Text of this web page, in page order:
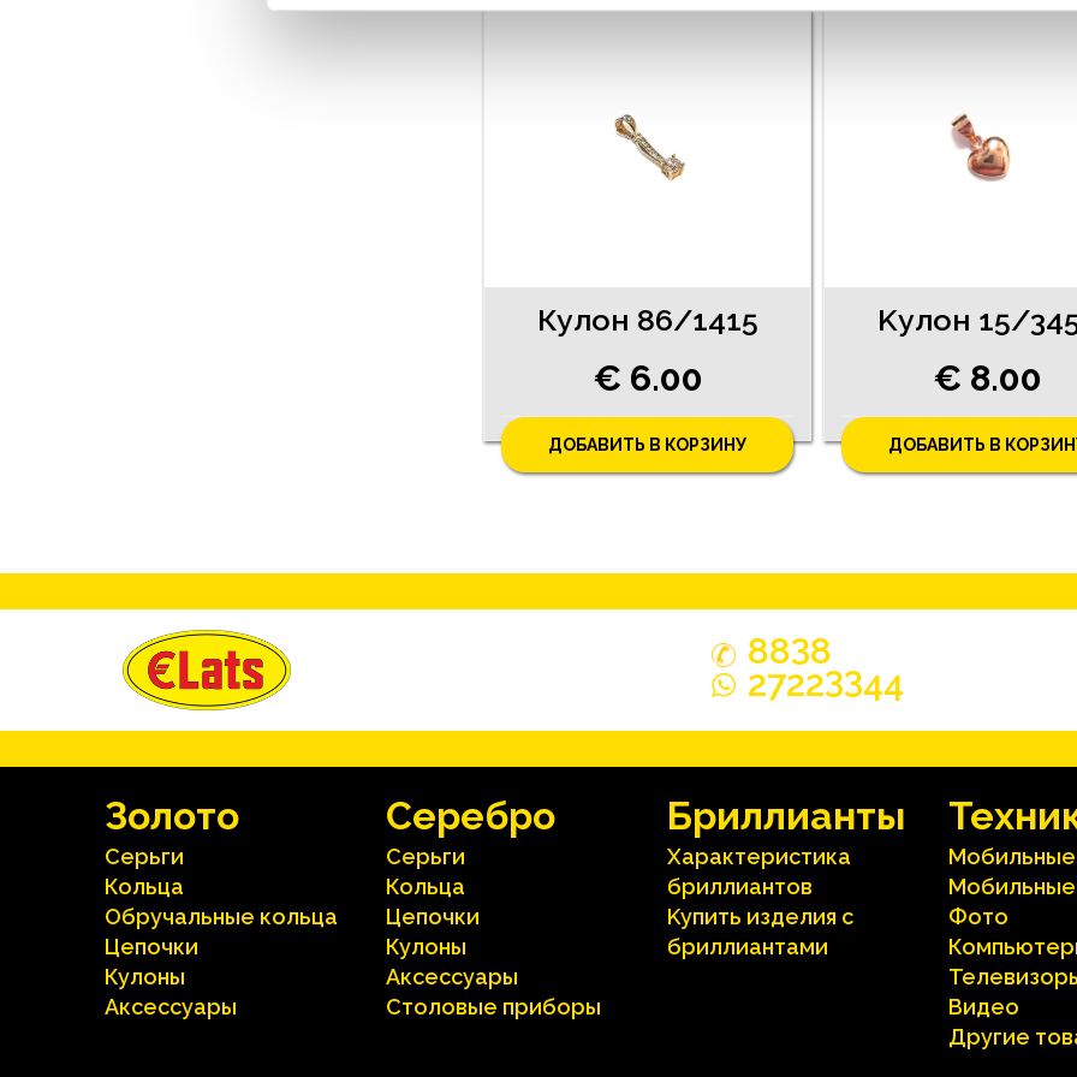
Кулон 86/1415
€ 6.00
ДОБАВИТЬ В КОРЗИНУ
Kулон 15/
€ 8.00
ДОБАВИТЬ В
8838
27223344
Зoлoтo
Серьги
Кольца
Oбручальные кольца
Цепочки
Кулоны
Аксесcуары
Серебрo
Серьги
Кольца
Цепочки
Кулоны
Аксесcуары
Столовые приборы
Бриллианты
Характеристика
бриллиантoв
Kупить изделия c
бриллиантами
Фото
Видео
Другие